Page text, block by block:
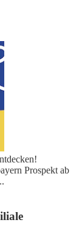
Prospekt ab